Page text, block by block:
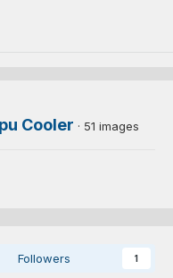
Cooler · 51 images
Followers 1